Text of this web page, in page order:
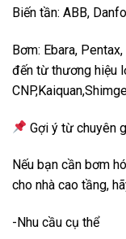
Biến tần: ABB,
Bơm: Ebara,
đến từ thương hiệu
Gợi ý từ chuyên
Nếu bạn cần bơm
cho nhà cao tầng,
-Nhu cầu cụ thể